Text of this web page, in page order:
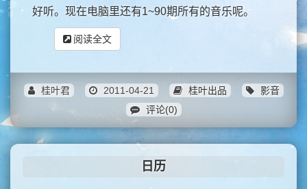
好听。现在电脑里还有1~90期所有的音乐呢。
阅读全文
桂叶君 2011-04-21 桂叶出品
影音
评论(0)
日历